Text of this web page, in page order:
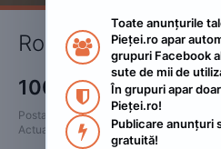
Rochie albastră
100 RON
Postat
2023. mai 4.
Actualizat
2023. mai 4.

Toate anunțurile
Pieței.ro apar
grupuri Facebook
sute de mii de

În grupuri apar
Pieței.ro!

Publicare anunțuri
gratuită!